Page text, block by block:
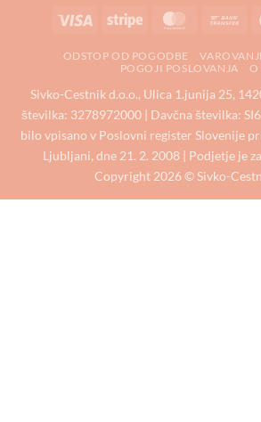
Visa Stripe MasterCard
ODSTOP OD POGODBE
POGOJI POSLOVANJA
O
Sivko-Cestnik d.o.o., Ulica 1.junija 25,
številka: 3278972000 | Davčna številka:
bilo vpisano v Poslovni register Slovenije
Ljubljani, dne 21. 2. 2008 | Podjetje je
Copyright 2026 © Sivko-